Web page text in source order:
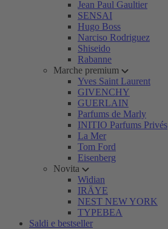
Jean Paul Gaultier
SENSAI
Hugo Boss
Narciso Rodriguez
Shiseido
Rabanne
Marche premium
Yves Saint Laurent
GIVENCHY
GUERLAIN
Parfums de Marly
INITIO Parfums Privés
La Mer
Tom Ford
Eisenberg
Novita
Widian
IRÄYE
NEST NEW YORK
TYPEBEA
Saldi e bestseller